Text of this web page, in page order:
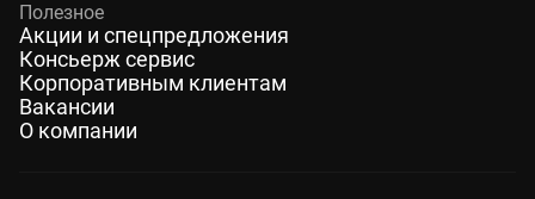
Полезное
Акции и спецпредложения
Консьерж сервис
Корпоративным клиентам
Вакансии
О компании